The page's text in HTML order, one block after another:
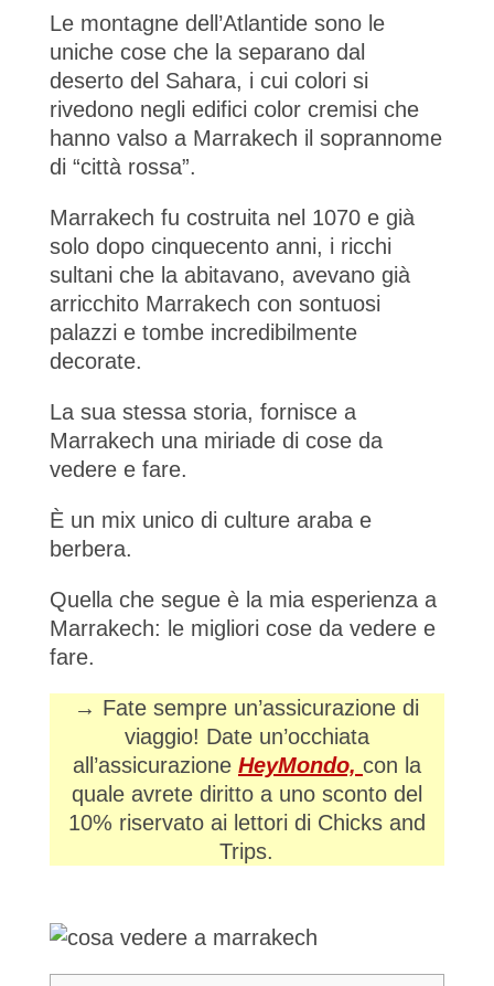
Le montagne dell’Atlantide sono le
uniche cose che la separano dal
deserto del Sahara, i cui colori si
rivedono negli edifici color cremisi che
hanno valso a Marrakech il soprannome
di “città rossa”.
Marrakech fu costruita nel 1070 e già
solo dopo cinquecento anni, i ricchi
sultani che la abitavano, avevano già
arricchito Marrakech con sontuosi
palazzi e tombe incredibilmente
decorate.
La sua stessa storia, fornisce a
Marrakech una miriade di cose da
vedere e fare.
È un mix unico di culture araba e
berbera.
Quella che segue è la mia esperienza a
Marrakech: le migliori cose da vedere e
fare.
→ Fate sempre un’assicurazione di
viaggio! Date un’occhiata
all’assicurazione HeyMondo, con la
quale avrete diritto a uno sconto del
10% riservato ai lettori di Chicks and
Trips.